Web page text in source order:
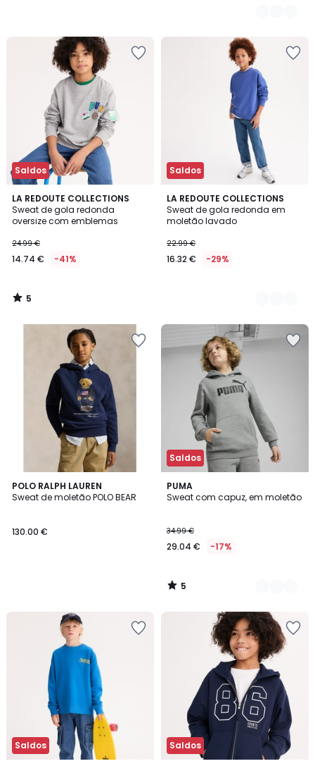
Saldos
LA REDOUTE COLLECTIONS
Sweat de gola redonda
oversize com emblemas
24.99 €
14.74 € -41%
5
/
5
5
/
Saldos
LA REDOUTE COLLECTIONS
Sweat de gola redonda em
moletão lavado
22.99 €
16.32 € -29%
2
Cores
POLO RALPH LAUREN
Sweat de moletão POLO BEAR
130.00 €
Saldos
PUMA
Sweat com capuz, em moletão
34.99 €
29.04 € -17%
5
/
3
Cores
5
/
Saldos Saldos